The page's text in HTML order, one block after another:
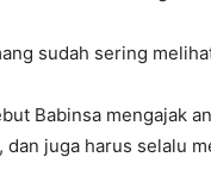
sudah sering
Babinsa mengajak
dan juga harus selalu